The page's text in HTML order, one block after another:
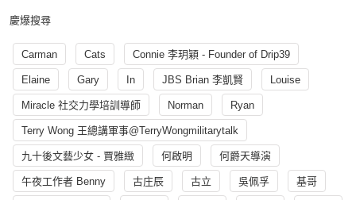
慶爆搜尋
Carman Cats Connie 李玥穎 - Founder of Drip39
Elaine Gary In JBS Brian 李凱賢 Louise
Miracle 社交力學培訓導師 Norman Ryan
Terry Wong 王總講軍事@TerryWongmilitarytalk
九十後文藝少女 - 賈雅緻 何啟明 何爵天導演
午夜工作者 Benny 古庄辰 古立 吳佩孚 基哥